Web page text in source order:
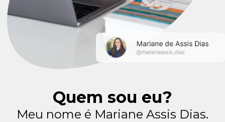
Quem sou eu?
Meu nome é Mariane Assis Dias.